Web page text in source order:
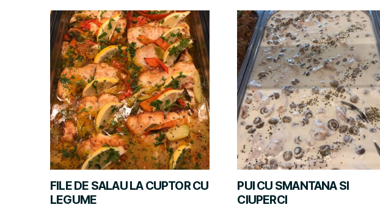
FILE DE SALAU LA CUPTOR CU
LEGUME
PUI CU SMANTANA SI
CIUPERCI